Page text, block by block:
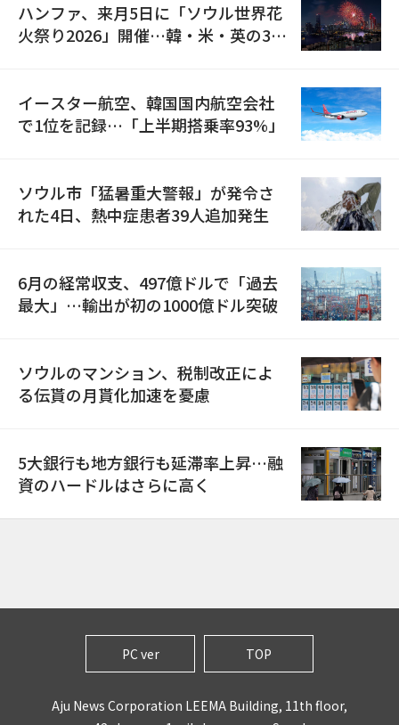
ハンファ、来月5日に「ソウル世界花
火祭り2026」開催…韓・米・英の3カ
イースター航空、韓国国内航空会社
で1位を記録…「上半期搭乗率93%」
ソウル市「猛暑重大警報」が発令さ
れた4日、熱中症患者39人追加発生
6月の経常収支、497億ドルで「過去
最大」…輸出が初の1000億ドル突破
ソウルのマンション、税制改正によ
る伝貰の月貰化加速を憂慮
5大銀行も地方銀行も延滞率上昇…融
資のハードルはさらに高く
PC ver TOP
Aju News Corporation LEEMA Building, 11th floor,